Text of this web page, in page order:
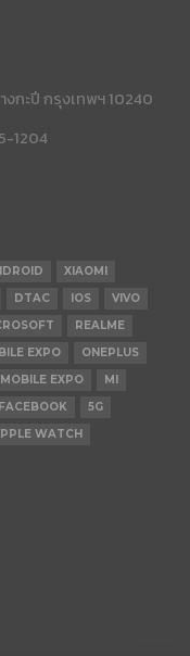
งกะปี กรุงเทพฯ 10240
1204
XIAOMI
DTAC IOS
VIVO
REALME
EXPO
ONEPLUS
EXPO
MI
FACEBOOK
5G
WATCH